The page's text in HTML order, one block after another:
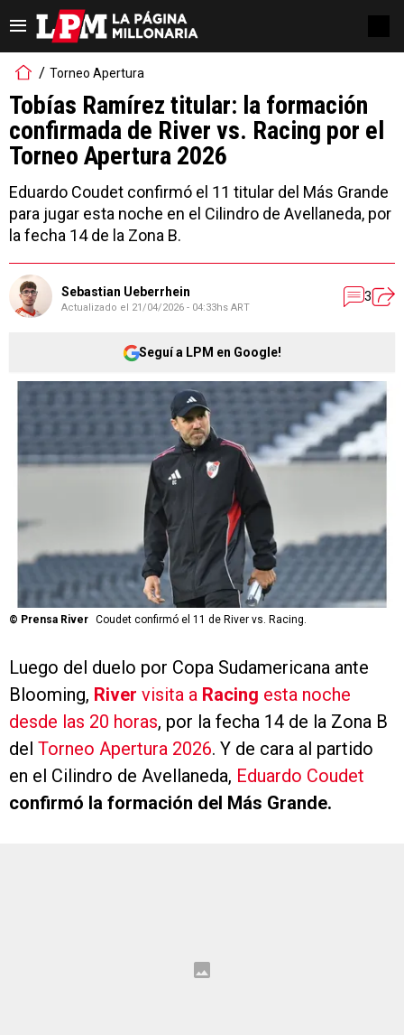
Torneo Apertura
Tobías Ramírez titular: la formación
confirmada de River vs. Racing por el
Torneo Apertura 2026
Eduardo Coudet confirmó el 11 titular del Más Grande
para jugar esta noche en el Cilindro de Avellaneda, por
la fecha 14 de la Zona B.
Sebastian Ueberrhein
Actualizado el 21/04/2026 - 04:33hs ART
3
Seguí a LPM en Google!
© Prensa River Coudet confirmó el 11 de River vs. Racing.
Luego del duelo por Copa Sudamericana ante
Blooming, River visita a Racing esta noche
desde las 20 horas, por la fecha 14 de la Zona B
del Torneo Apertura 2026. Y de cara al partido
en el Cilindro de Avellaneda, Eduardo Coudet
confirmó la formación del Más Grande.